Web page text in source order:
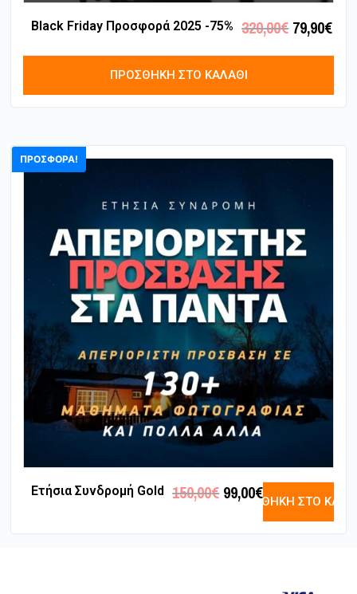
Black Friday Προσφορά 2025 -75% 320,00€ 79,90€
ΠΡΟΣΘΉΚΗ ΣΤΟ ΚΑΛΆΘΙ
ΠΡΟΣΦΟΡΆ!
Ετήσια Συνδρομή Gold 150,00€ 99,00€
ΠΡΟΣΘΉΚΗ ΣΤΟ